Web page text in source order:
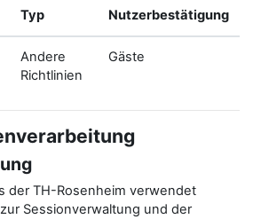
Typ Nutzerbestätigung
Andere
Richtlinien
Gäste
der TH-Rosenheim verwendet
Sessionverwaltung und der